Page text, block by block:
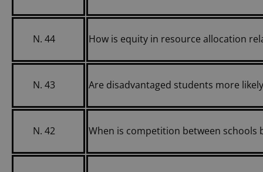
N. 44 How is equity in resource allocation
N. 43 Are disadvantaged students more
N. 42 When is competition between schools